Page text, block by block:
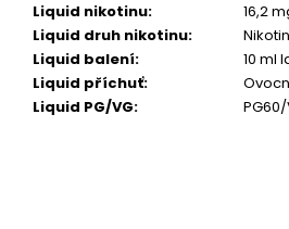
Liquid nikotinu:
16,2
Liquid druh nikotinu:
Liquid balení:
10 ml
Liquid příchuť:
Liquid PG/VG:
LIQUID
OXVA
OX
PASSION